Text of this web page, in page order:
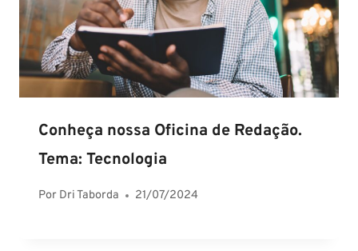
Conheça nossa Oficina de Redação.
Tema: Tecnologia
Por Dri Taborda 21/07/2024